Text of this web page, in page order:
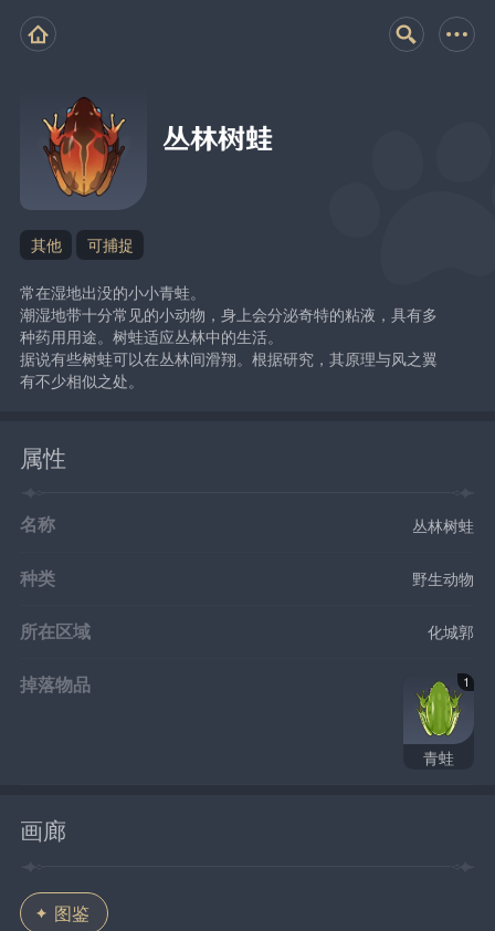
丛林树蛙
其他 可捕捉
常在湿地出没的小小青蛙。
潮湿地带十分常见的小动物，身上会分泌奇特的粘液，具有多
种药用用途。树蛙适应丛林中的生活。
据说有些树蛙可以在丛林间滑翔。根据研究，其原理与风之翼
有不少相似之处。
属性
名称 丛林树蛙
种类 野生动物
所在区域 化城郭
掉落物品 1
青蛙
画廊
图鉴